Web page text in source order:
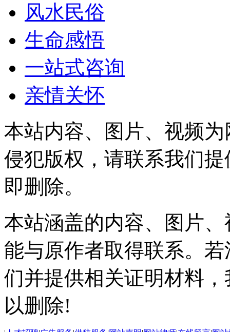
风水民俗
生命感悟
一站式咨询
亲情关怀
本站内容、图片、视频
侵犯版权，请联系我们
即删除。
本站涵盖的内容、图片
能与原作者取得联系。
们并提供相关证明材料
以删除!